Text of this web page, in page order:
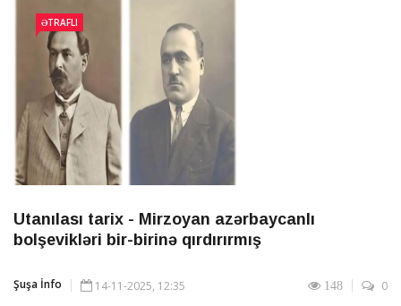
ƏTRAFLI
Utanılası tarix - Mirzoyan azərbaycanlı
bolşevikləri bir-birinə qırdırırmış
Şuşa İnfo 14-11-2025, 12:35 148 0